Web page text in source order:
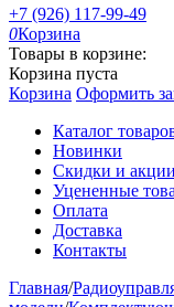
+7 (926) 117-99-49
0Корзина
Товары в корзине:
Корзина пуста
Корзина Оформить
Каталог
Новинки
Скидки и акции
Уцененные
Оплата
Доставка
Контакты
Главная/